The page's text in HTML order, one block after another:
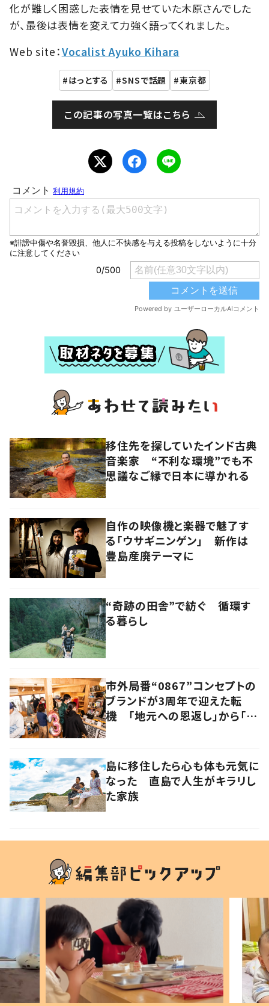
化が難しく困惑した表情を見せていた木原さんでした
が、最後は表情を変えて力強く語ってくれました。
Web site：Vocalist Ayuko Kihara
はっとする SNSで話題 東京都
この記事の写真一覧はこちら
移住先を探していたインド古典
音楽家 “不利な環境”でも不
思議なご縁で日本に導かれる
自作の映像機と楽器で魅了す
る「ウサギニンゲン」 新作は
豊島産廃テーマに
“奇跡の田舎”で紡ぐ 循環す
る暮らし
市外局番“0867”コンセプトの
ブランドが3周年で迎えた転
機 「地元への恩返し」から「自
島に移住したら心も体も元気に
なった 直島で人生がキラリし
た家族